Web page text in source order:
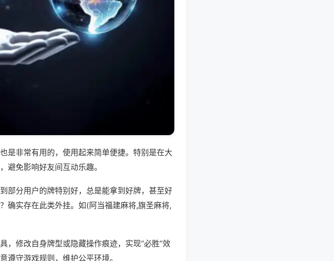
是非常有用的，使用起来简单便捷。特别是在大
避免影响好友间互动乐趣。
部分用户的牌特别好，总是能拿到好牌，甚至好
确实存在此类外挂。如(阿当福建麻将,旗圣麻将,
，修改自身牌型或隐藏操作痕迹，实现“必胜”效
遵守游戏规则，维护公平环境。